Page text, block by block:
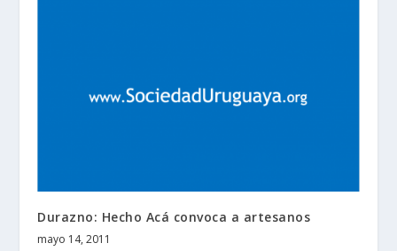
Durazno: Hecho Acá convoca a artesanos
mayo 14, 2011